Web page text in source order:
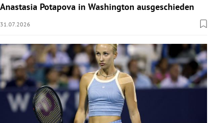
Anastasia Potapova in Washington ausgeschieden
31.07.2026